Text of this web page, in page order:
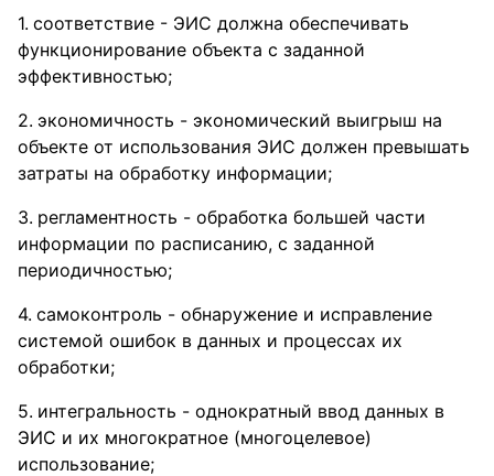
соответствие - ЭИС должна обеспечивать
функционирование объекта с заданной
эффективностью;
экономичность - экономический выигрыш на
объекте от использования ЭИС должен превышать
затраты на обработку информации;
регламентность - обработка большей части
информации по расписанию, с заданной
периодичностью;
самоконтроль - обнаружение и исправление
системой ошибок в данных и процессах их
обработки;
интегральность - однократный ввод данных в
ЭИС и их многократное (многоцелевое)
использование;